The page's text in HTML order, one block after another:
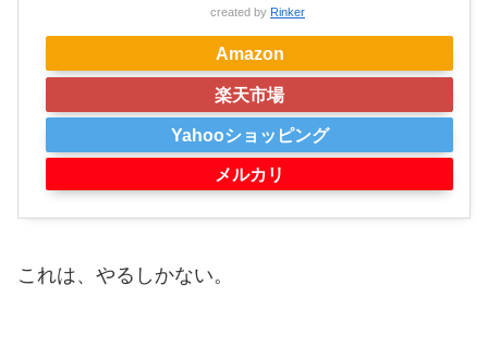
created by Rinker
Amazon
楽天市場
Yahooショッピング
メルカリ
これは、やるしかない。